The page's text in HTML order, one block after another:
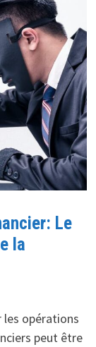
Le
la
les opérations
peut être